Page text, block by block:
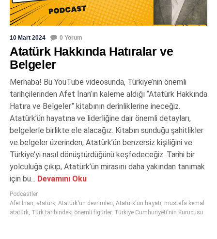
10 Mart 2024 0 Yorum
Atatürk Hakkında Hatıralar ve
Belgeler
Merhaba! Bu YouTube videosunda, Türkiye’nin önemli
tarihçilerinden Afet İnan’ın kaleme aldığı “Atatürk Hakkında
Hatıra ve Belgeler” kitabının derinliklerine ineceğiz.
Atatürk’ün hayatına ve liderliğine dair önemli detayları,
belgelerle birlikte ele alacağız. Kitabın sunduğu şahitlikler
ve belgeler üzerinden, Atatürk’ün benzersiz kişiliğini ve
Türkiye’yi nasıl dönüştürdüğünü keşfedeceğiz. Tarihi bir
yolculuğa çıkıp, Atatürk’ün mirasını daha yakından tanımak
için bu... Devamını Oku
Podcastler
Afet İnan, atatürk, Atatürk'ün devrimleri, Atatürk'ün hayatı, mustafa kemal
atatürk, Türk tarihindeki önemli figürler, Türkiye Cumhuriyeti'nin Kurucusu